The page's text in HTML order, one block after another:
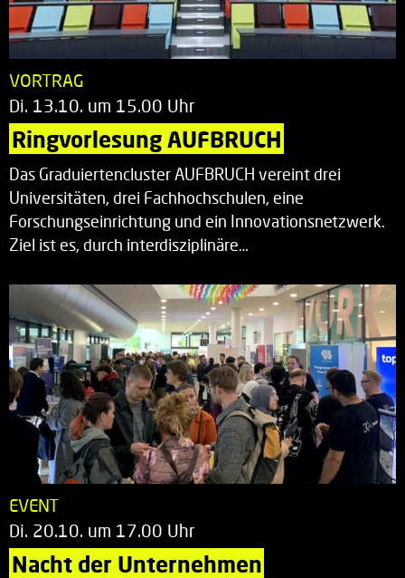
VORTRAG
Di. 13.10. um 15.00 Uhr
Ringvorlesung AUFBRUCH
Das Graduiertencluster AUFBRUCH vereint drei
Universitäten, drei Fachhochschulen, eine
Forschungseinrichtung und ein Innovationsnetzwerk.
Ziel ist es, durch interdisziplinäre…
EVENT
Di. 20.10. um 17.00 Uhr
Nacht der Unternehmen